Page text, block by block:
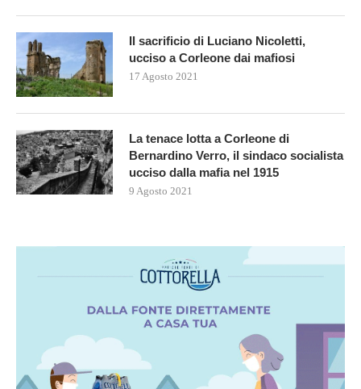
Il sacrificio di Luciano Nicoletti,
ucciso a Corleone dai mafiosi
17 Agosto 2021
La tenace lotta a Corleone di
Bernardino Verro, il sindaco socialista
ucciso dalla mafia nel 1915
9 Agosto 2021